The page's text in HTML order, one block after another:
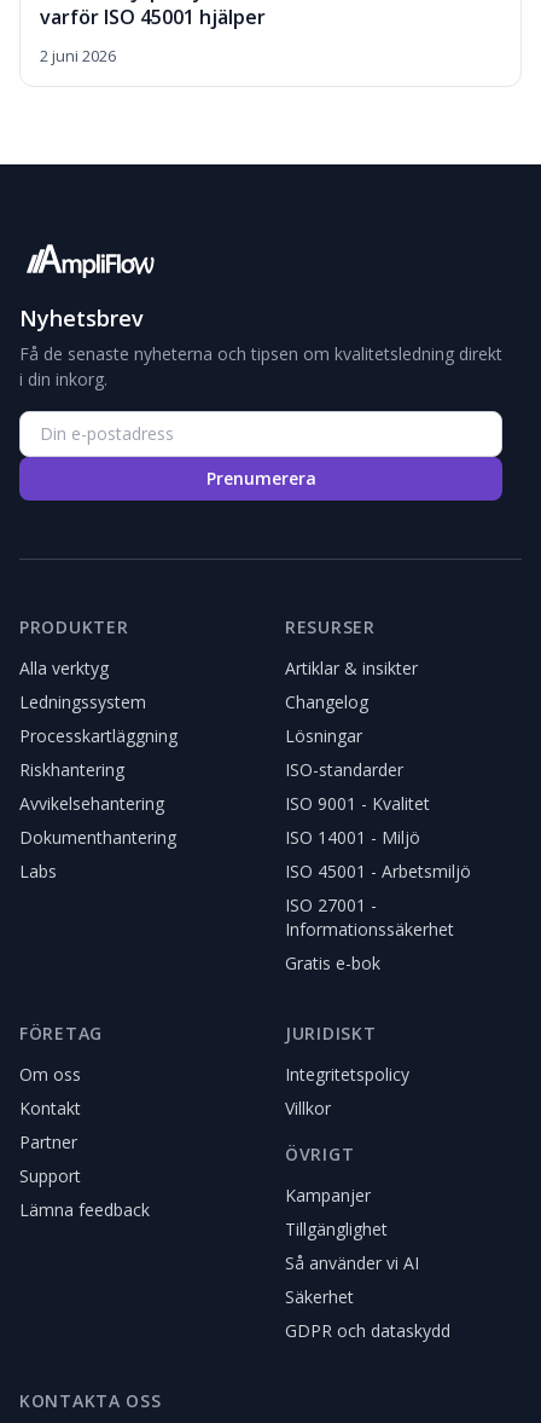
varför ISO 45001 hjälper
2 juni 2026
Nyhetsbrev
Få de senaste nyheterna och tipsen om kvalitetsledning direkt
i din inkorg.
Prenumerera
PRODUKTER
Alla verktyg
Ledningssystem
Processkartläggning
Riskhantering
Avvikelsehantering
Dokumenthantering
Labs
RESURSER
Artiklar & insikter
Changelog
Lösningar
ISO-standarder
ISO 9001 - Kvalitet
ISO 14001 - Miljö
ISO 45001 - Arbetsmiljö
ISO 27001 -
Informationssäkerhet
Gratis e-bok
FÖRETAG
Om oss
Kontakt
Partner
Support
Lämna feedback
JURIDISKT
Integritetspolicy
Villkor
ÖVRIGT
Kampanjer
Tillgänglighet
Så använder vi AI
Säkerhet
GDPR och dataskydd
KONTAKTA OSS